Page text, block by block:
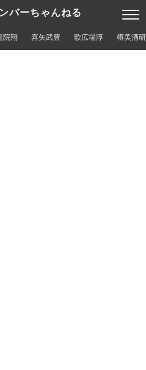
バーちゃんねる
院翔 喜矢武豊 歌広場淳 樽美酒